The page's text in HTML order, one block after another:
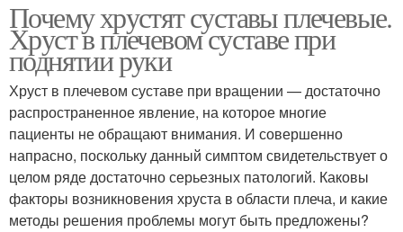
Почему хрустят суставы плечевые.
Хруст в плечевом суставе при
поднятии руки
Хруст в плечевом суставе при вращении — достаточно
распространенное явление, на которое многие
пациенты не обращают внимания. И совершенно
напрасно, поскольку данный симптом свидетельствует о
целом ряде достаточно серьезных патологий. Каковы
факторы возникновения хруста в области плеча, и какие
методы решения проблемы могут быть предложены?